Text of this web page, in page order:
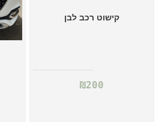
קישוט רכב לבן
₪200